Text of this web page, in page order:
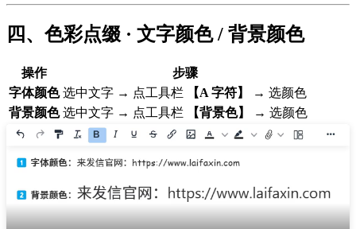
四、色彩点缀 · 文字颜色 / 背景颜色
操作
步骤
字体颜色 选中文字 → 点工具栏 【A 字符】
→ 选颜色
背景颜色 选中文字 → 点工具栏 【背景色】 → 选颜色